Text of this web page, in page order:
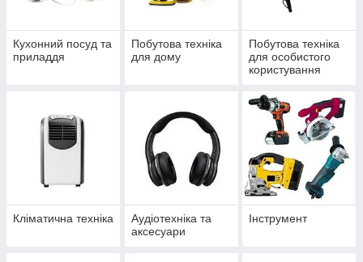
Кухонний посуд та
приладдя
Побутова техніка
для дому
Побутова техніка
для особистого
користування
Кліматична техніка
Аудіотехніка та
аксесуари
Інструмент